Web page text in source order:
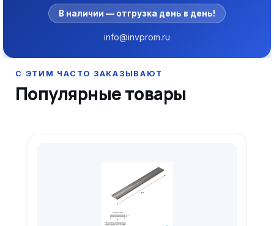
В наличии — отгрузка день в день!
info@invprom.ru
Популярные товары